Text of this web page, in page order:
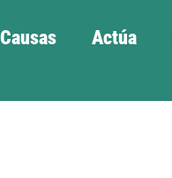
Causas Actúa